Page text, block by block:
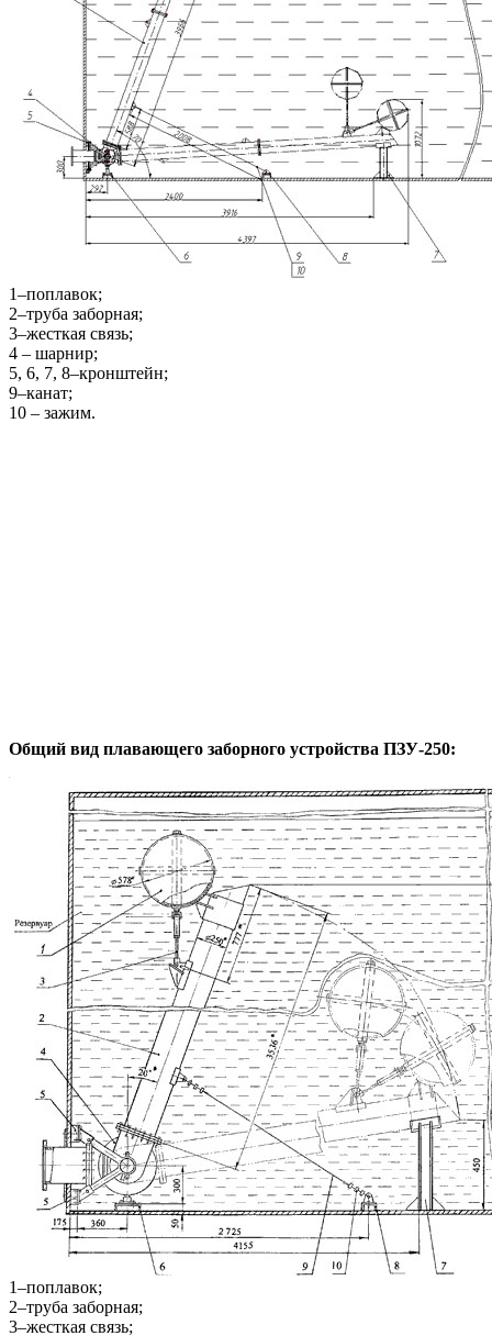
1–поплавок;
2–труба заборная;
3–жесткая связь;
4 – шарнир;
5, 6, 7, 8–кронштейн;
9–канат;
10 – зажим.
Общий вид плавающего заборного устройства ПЗУ-250:
1–поплавок;
2–труба заборная;
3–жесткая связь;